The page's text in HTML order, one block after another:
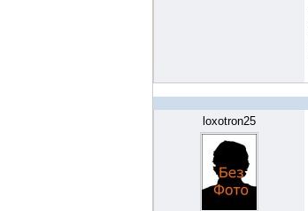
loxotron25